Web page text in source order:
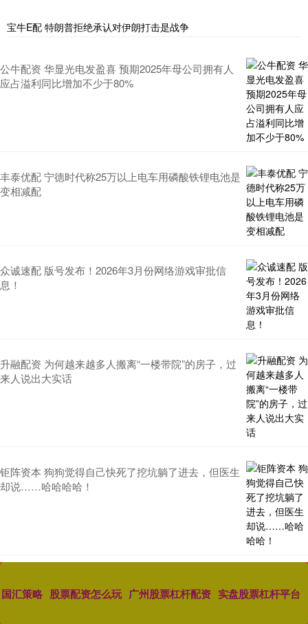
宝牛E配 特朗普拒绝承认对伊朗打击是战争
公牛配资 华显光电发盈喜 预期2025年母公司拥有人
应占溢利同比增加不少于80%
丰泰优配 宁德时代称25万以上电车用磷酸铁锂电池是
变相减配
众诚速配 版号发布！2026年3月份网络游戏审批信
息！
升融配资 为何越来越多人搬离“一楼带院”的房子，过
来人说出大实话
钜阵资本 狗狗觉得自己快死了挖坑躺了进去，但医生
却说……哈哈哈哈！
国汇策略 股票配资怎么玩 广州股票杠杆配资 实盘股票杠杆平台